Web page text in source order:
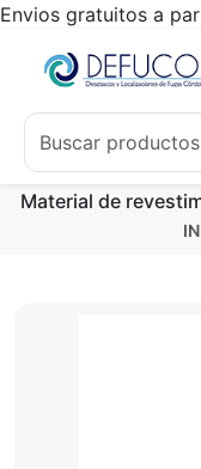
Envios gratuitos a
Material de